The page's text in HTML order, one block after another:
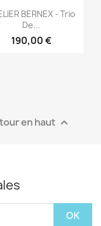
Aperçu rapide
BERNEX - Trio
De...
190,00 €
en haut 